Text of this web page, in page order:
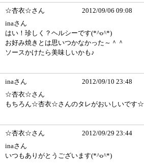
☆杏衣☆さん
2012/09/06 09:08
inaさん
はい！珍しく？ヘルシーです(*^o^*)
お好み焼きとは思いつかなかった～＾＾
ソースかけたら美味しいかも♪
inaさん
2012/09/10 23:48
☆杏衣☆さん
もちろん☆杏衣☆さんのタレがおいしいです☆
☆杏衣☆さん
2012/09/29 23:44
inaさん
いつもありがとうございます(*^o^*)